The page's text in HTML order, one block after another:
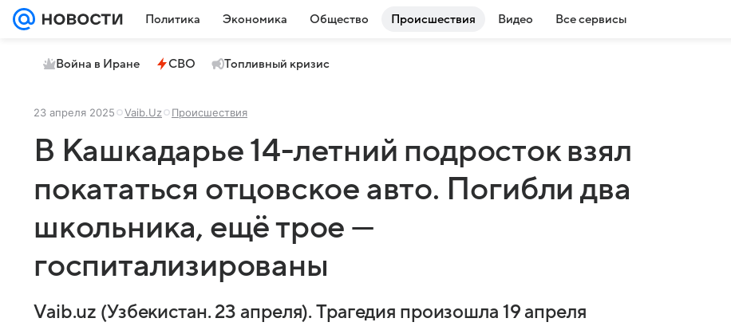
Политика Экономика Общество Происшествия Видео Все сервисы
Война в Иране СВО Топливный кризис
23 апреля 2025 Vaib.Uz Происшествия
В Кашкадарье 14-летний подросток взял
покататься отцовское авто. Погибли два
школьника, ещё трое —
госпитализированы
Vaib.uz (Узбекистан. 23 апреля). Трагедия произошла 19 апреля